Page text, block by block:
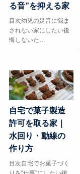
る音”を抑える家
目次幼児の足音に悩ま
されない家にしたい後
悔しないた…
自宅で菓子製造
許可を取る家｜
水回り・動線の
作り方
目次自宅でお菓子づく